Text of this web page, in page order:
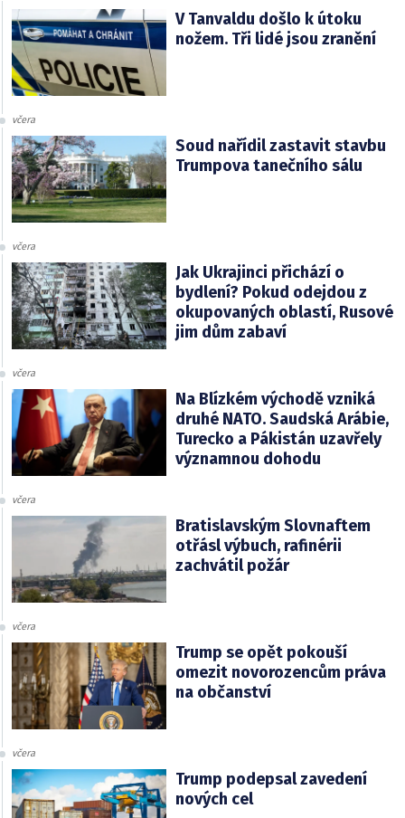
V Tanvaldu došlo k útoku
nožem. Tři lidé jsou zranění
včera
Soud nařídil zastavit stavbu
Trumpova tanečního sálu
včera
Jak Ukrajinci přichází o
bydlení? Pokud odejdou z
okupovaných oblastí, Rusové
jim dům zabaví
včera
Na Blízkém východě vzniká
druhé NATO. Saudská Arábie,
Turecko a Pákistán uzavřely
významnou dohodu
včera
Bratislavským Slovnaftem
otřásl výbuch, rafinérii
zachvátil požár
včera
Trump se opět pokouší
omezit novorozencům práva
na občanství
včera
Trump podepsal zavedení
nových cel